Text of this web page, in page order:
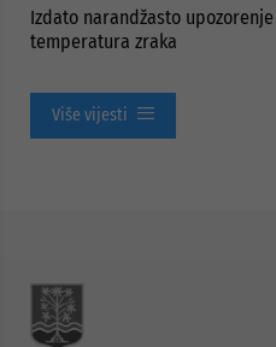
Izdato narandžasto
temperatura zraka
Više vijesti